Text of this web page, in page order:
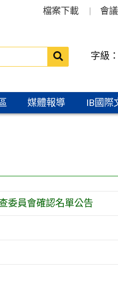
檔案下載 會
送出 字級：
媒體報導 IB國際
委員會確認名單公告